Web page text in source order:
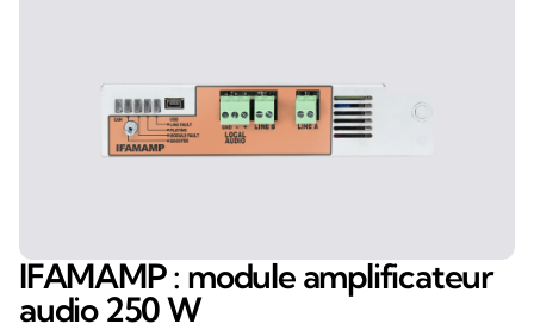
IFAMAMP : module amplificateur
audio 250 W